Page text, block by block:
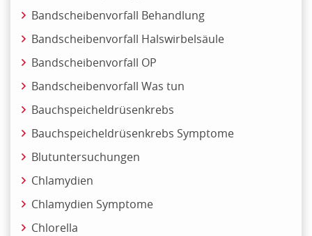
Bandscheibenvorfall Behandlung
Bandscheibenvorfall Halswirbelsäule
Bandscheibenvorfall OP
Bandscheibenvorfall Was tun
Bauchspeicheldrüsenkrebs
Bauchspeicheldrüsenkrebs Symptome
Blutuntersuchungen
Chlamydien
Chlamydien Symptome
Chlorella